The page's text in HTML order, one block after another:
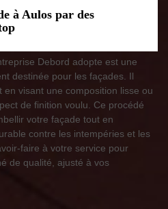
à Aulos par des
Debord adopte est une
destinée pour les façades. Il
visant une composition lisse ou
de finition voulu. Ce procédé
votre façade tout en
contre les intempéries et les
faire à votre service pour
de qualité, ajusté à vos